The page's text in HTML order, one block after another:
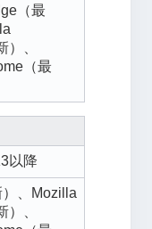
（最
）、
（最
以降
、Mozilla
）、